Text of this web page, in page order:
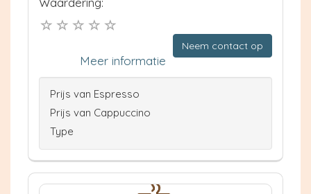
Neem contact op
Meer informatie
Prijs van Espresso
Prijs van Cappuccino
Type